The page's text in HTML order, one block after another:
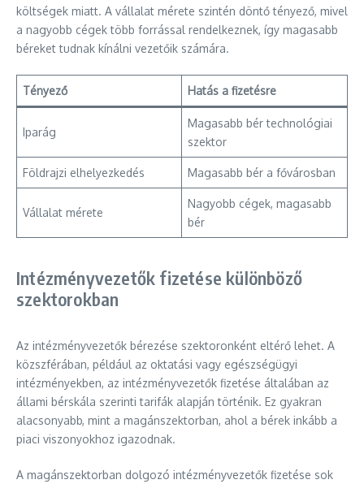
költségek miatt. A vállalat mérete szintén döntő tényező, mivel
a nagyobb cégek több forrással rendelkeznek, így magasabb
béreket tudnak kínálni vezetőik számára.
Tényező Hatás a fizetésre
Iparág
Magasabb bér technológiai
szektor
Földrajzi elhelyezkedés Magasabb bér a fővárosban
Vállalat mérete
Nagyobb cégek, magasabb
bér
Intézményvezetők fizetése különböző
szektorokban
Az intézményvezetők bérezése szektoronként eltérő lehet. A
közszférában, például az oktatási vagy egészségügyi
intézményekben, az intézményvezetők fizetése általában az
állami bérskála szerinti tarifák alapján történik. Ez gyakran
alacsonyabb, mint a magánszektorban, ahol a bérek inkább a
piaci viszonyokhoz igazodnak.
A magánszektorban dolgozó intézményvezetők fizetése sok